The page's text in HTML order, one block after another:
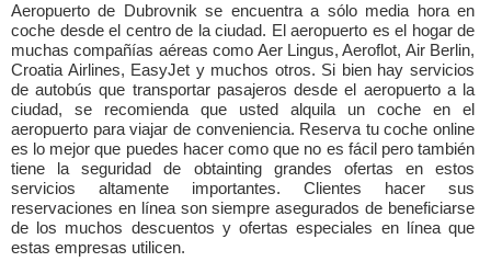
Aeropuerto de Dubrovnik se encuentra a sólo media hora en
coche desde el centro de la ciudad. El aeropuerto es el hogar de
muchas compañías aéreas como Aer Lingus, Aeroflot, Air Berlin,
Croatia Airlines, EasyJet y muchos otros. Si bien hay servicios
de autobús que transportar pasajeros desde el aeropuerto a la
ciudad, se recomienda que usted alquila un coche en el
aeropuerto para viajar de conveniencia. Reserva tu coche online
es lo mejor que puedes hacer como que no es fácil pero también
tiene la seguridad de obtainting grandes ofertas en estos
servicios altamente importantes. Clientes hacer sus
reservaciones en línea son siempre asegurados de beneficiarse
de los muchos descuentos y ofertas especiales en línea que
estas empresas utilicen.